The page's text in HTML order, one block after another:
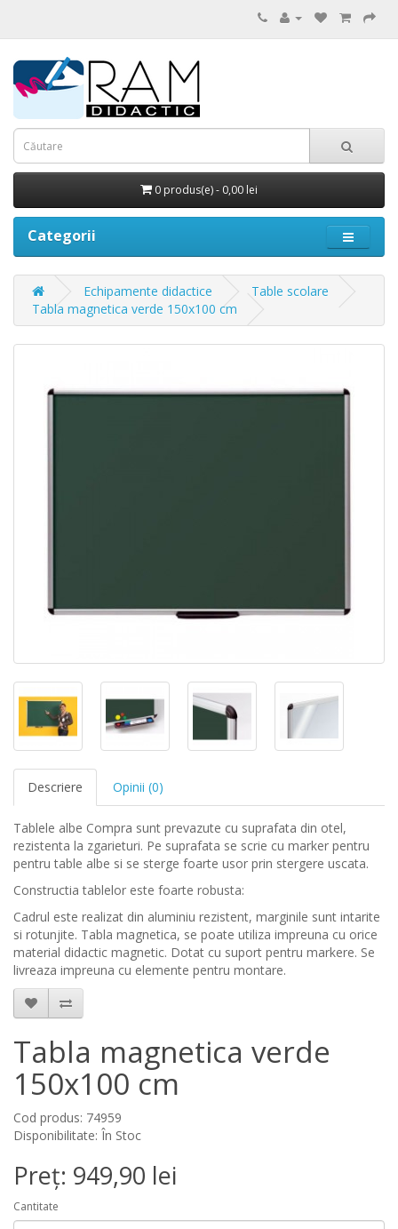
0 produs(e) - 0,00 lei
Categorii
Echipamente didactice
Table scolare
Tabla magnetica verde 150x100 cm
Descriere Opinii (0)
Tablele albe Compra sunt prevazute cu suprafata din otel,
rezistenta la zgarieturi. Pe suprafata se scrie cu marker pentru
pentru table albe si se sterge foarte usor prin stergere uscata.
Constructia tablelor este foarte robusta:
Cadrul este realizat din aluminiu rezistent, marginile sunt intarite
si rotunjite. Tabla magnetica, se poate utiliza impreuna cu orice
material didactic magnetic. Dotat cu suport pentru markere. Se
livreaza impreuna cu elemente pentru montare.
Tabla magnetica verde
150x100 cm
Cod produs: 74959
Disponibilitate: În Stoc
Preț: 949,90 lei
Cantitate